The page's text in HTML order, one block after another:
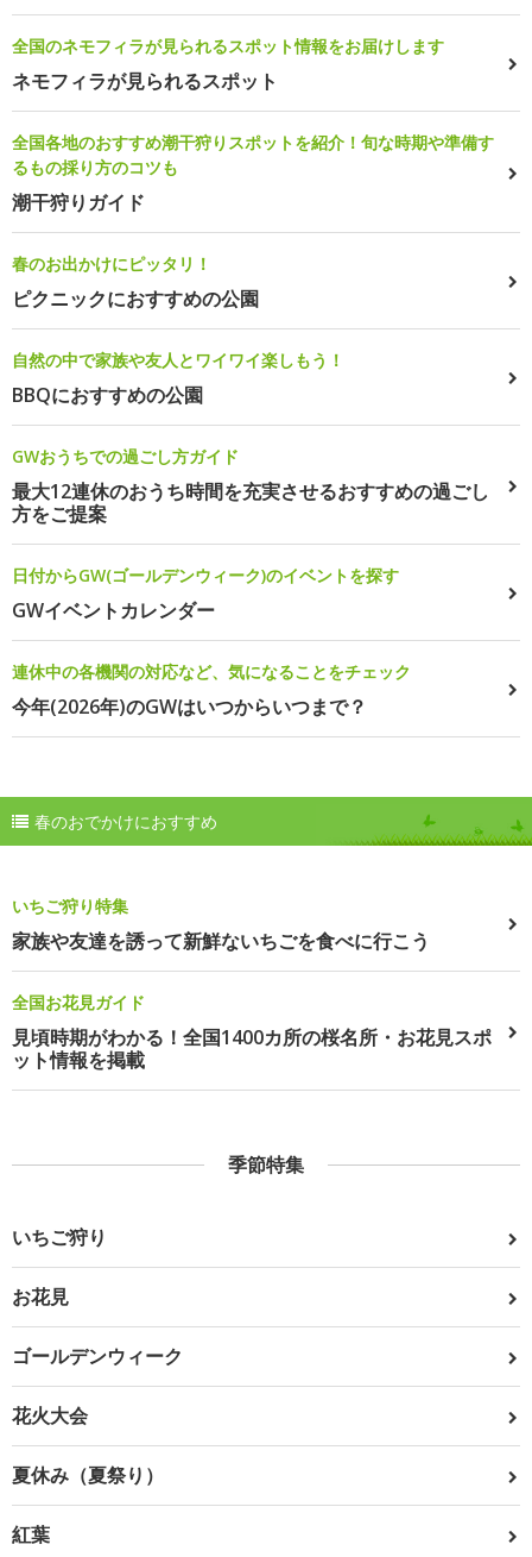
全国のネモフィラが見られるスポット情報をお届けします
ネモフィラが見られるスポット
全国各地のおすすめ潮干狩りスポットを紹介！旬な時期や準備す
るもの採り方のコツも
潮干狩りガイド
春のお出かけにピッタリ！
ピクニックにおすすめの公園
自然の中で家族や友人とワイワイ楽しもう！
BBQにおすすめの公園
GWおうちでの過ごし方ガイド
最大12連休のおうち時間を充実させるおすすめの過ごし
方をご提案
日付からGW(ゴールデンウィーク)のイベントを探す
GWイベントカレンダー
連休中の各機関の対応など、気になることをチェック
今年(2026年)のGWはいつからいつまで？
春のおでかけにおすすめ
いちご狩り特集
家族や友達を誘って新鮮ないちごを食べに行こう
全国お花見ガイド
見頃時期がわかる！全国1400カ所の桜名所・お花見スポ
ット情報を掲載
季節特集
いちご狩り
お花見
ゴールデンウィーク
花火大会
夏休み（夏祭り）
紅葉